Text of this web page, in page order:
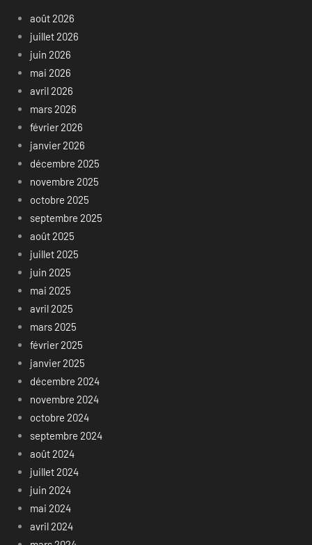
août 2026
juillet 2026
juin 2026
mai 2026
avril 2026
mars 2026
février 2026
janvier 2026
décembre 2025
novembre 2025
octobre 2025
septembre 2025
août 2025
juillet 2025
juin 2025
mai 2025
avril 2025
mars 2025
février 2025
janvier 2025
décembre 2024
novembre 2024
octobre 2024
septembre 2024
août 2024
juillet 2024
juin 2024
mai 2024
avril 2024